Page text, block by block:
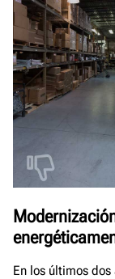
En los últimos